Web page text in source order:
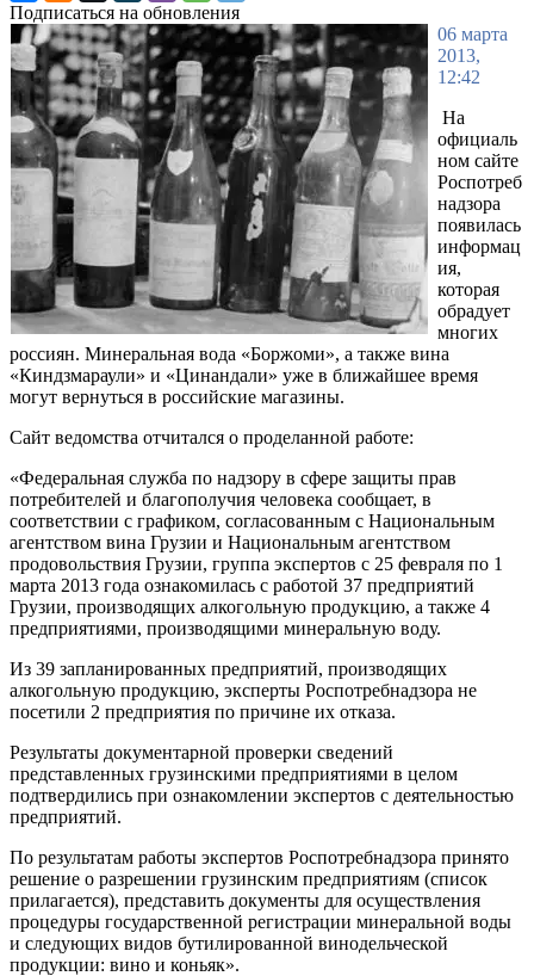
Подписаться на обновления
06 марта
2013,
12:42
На
официаль
ном сайте
Роспотреб
надзора
появилась
информац
ия,
которая
обрадует
многих
россиян. Минеральная вода «Боржоми», а также вина
«Киндзмараули» и «Цинандали» уже в ближайшее время
могут вернуться в российские магазины.
Сайт ведомства отчитался о проделанной работе:
«Федеральная служба по надзору в сфере защиты прав
потребителей и благополучия человека сообщает, в
соответствии с графиком, согласованным с Национальным
агентством вина Грузии и Национальным агентством
продовольствия Грузии, группа экспертов с 25 февраля по 1
марта 2013 года ознакомилась с работой 37 предприятий
Грузии, производящих алкогольную продукцию, а также 4
предприятиями, производящими минеральную воду.
Из 39 запланированных предприятий, производящих
алкогольную продукцию, эксперты Роспотребнадзора не
посетили 2 предприятия по причине их отказа.
Результаты документарной проверки сведений
представленных грузинскими предприятиями в целом
подтвердились при ознакомлении экспертов с деятельностью
предприятий.
По результатам работы экспертов Роспотребнадзора принято
решение о разрешении грузинским предприятиям (список
прилагается), представить документы для осуществления
процедуры государственной регистрации минеральной воды
и следующих видов бутилированной винодельческой
продукции: вино и коньяк».